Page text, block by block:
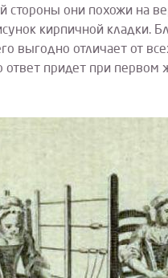
стороны они похожи на
кирпичной кладки.
выгодно отличает от
ответ придет при